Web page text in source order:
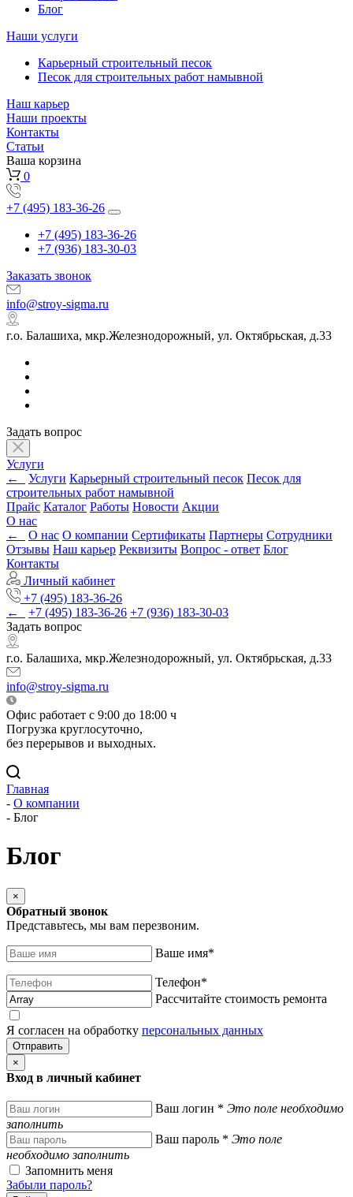
Блог
Наши услуги
Карьерный строительный песок
Песок для строительных работ намывной
Наш карьер
Наши проекты
Контакты
Статьи
Ваша корзина
0
+7 (495) 183-36-26
+7 (495) 183-36-26
+7 (936) 183-30-03
Заказать звонок
info@stroy-sigma.ru
г.о. Балашиха, мкр.Железнодорожный, ул. Октябрьская, д.33
Задать вопрос
Услуги
←
Услуги Карьерный строительный песок Песок для
строительных работ намывной
Прайс Каталог Работы Новости Акции
О нас
←
О нас О компании Сертификаты Партнеры Сотрудники
Отзывы Наш карьер Реквизиты Вопрос - ответ Блог
Контакты
Личный кабинет
+7 (495) 183-36-26
←
+7 (495) 183-36-26 +7 (936) 183-30-03
Задать вопрос
г.о. Балашиха, мкр.Железнодорожный, ул. Октябрьская, д.33
info@stroy-sigma.ru
Офис работает с 9:00 до 18:00 ч
Погрузка круглосуточно,
без перерывов и выходных.
Главная
- О компании
- Блог
Блог
×
Обратный звонок
Представьтесь, мы вам перезвоним.
Ваше имя*
Телефон*
Рассчитайте стоимость ремонта
Я согласен на обработку персональных данных
×
Вход в личный кабинет
Ваш логин * Это поле необходимо
заполнить
Ваш пароль * Это поле
необходимо заполнить
Запомнить меня
Забыли пароль?